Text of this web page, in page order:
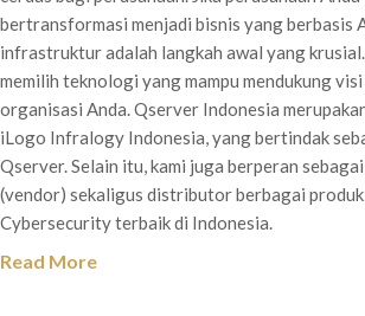
bertransformasi menjadi bisnis yang berbasis
infrastruktur adalah langkah awal yang
memilih teknologi yang mampu mendukung visi
organisasi Anda. Qserver Indonesia
iLogo Infralogy Indonesia, yang bertindak
Qserver. Selain itu, kami juga berperan
(vendor) sekaligus distributor berbagai
Cybersecurity terbaik di Indonesia.
Read More